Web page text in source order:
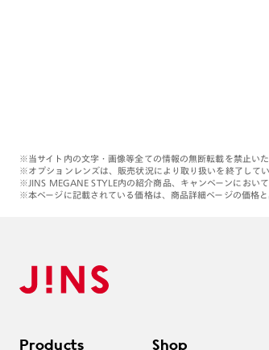
※当サイト内の文字・画像等全ての情報の無断転載を禁止いた
※オプションレンズは、販売状況により取り扱いを終了してい
※JINS MEGANE STYLE内の紹介商品、キャンペーンにおい
※本ページに記載されている価格は、商品詳細ページの価格
Products Shop